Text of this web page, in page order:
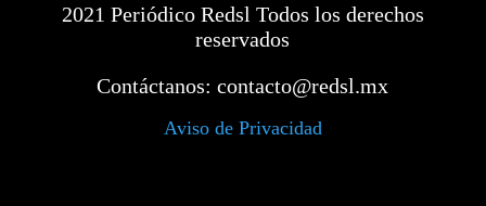
2021 Periódico Redsl Todos los derechos
reservados
Contáctanos:contacto@redsl.mx
Aviso de Privacidad